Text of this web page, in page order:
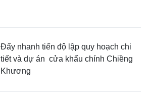
Đẩy nhanh tiến độ lập quy hoạch chi
tiết và dự án cửa khẩu chính Chiềng
Khương